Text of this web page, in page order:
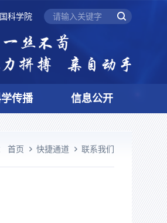
科学院
传播 信息公开
首页 快捷通道 联系我们